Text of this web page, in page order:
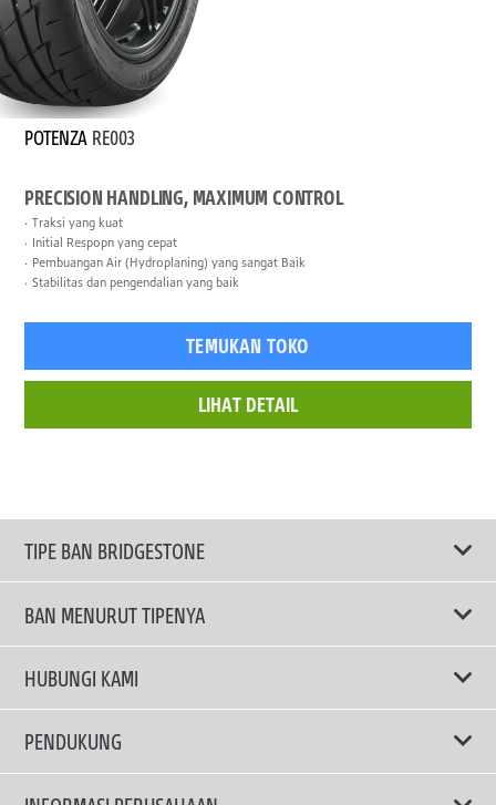
POTENZA RE003
PRECISION HANDLING, MAXIMUM CONTROL
Traksi yang kuat
Initial Respopn yang cepat
Pembuangan Air (Hydroplaning) yang sangat Baik
Stabilitas dan pengendalian yang baik
TEMUKAN TOKO
LIHAT DETAIL
TIPE BAN BRIDGESTONE
BAN MENURUT TIPENYA
Ban ENLITEN
Ban Performa
HUBUNGI KAMI
Email Kami
PENDUKUNG
Privacy Policy